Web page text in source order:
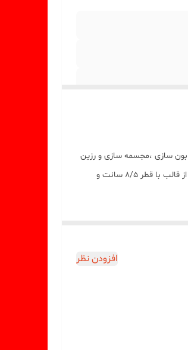
، صابون سازی ،مجسمه سازی و رزین
میباشد که با بالاترین کیفیت و بهترین نوع سیلیکون تولید شده است قالب با تضمین بدون حباب ، نرم و قابل انعطاف میباشد ابعاد حدودی خروجی ظرف صدفی از قالب با قطر 8/5 سانت و
افزودن نظر